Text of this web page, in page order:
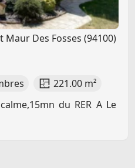
Maur Des Fosses (94100)
221.00 m²
du RER A Le